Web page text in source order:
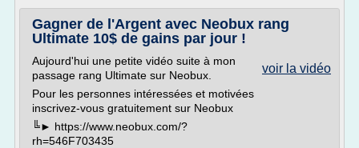
Gagner de l'Argent avec Neobux rang
Ultimate 10$ de gains par jour !
voir la vidéo
Aujourd'hui une petite vidéo suite à mon
passage rang Ultimate sur Neobux.
Pour les personnes intéressées et motivées
inscrivez-vous gratuitement sur Neobux
╚► https://www.neobux.com/?
rh=546F703435